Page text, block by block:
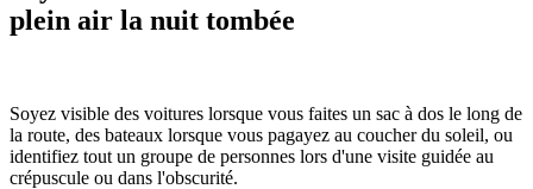
plein air la nuit tombée
Soyez visible des voitures lorsque vous faites un sac à dos le long de
la route, des bateaux lorsque vous pagayez au coucher du soleil, ou
identifiez tout un groupe de personnes lors d'une visite guidée au
crépuscule ou dans l'obscurité.